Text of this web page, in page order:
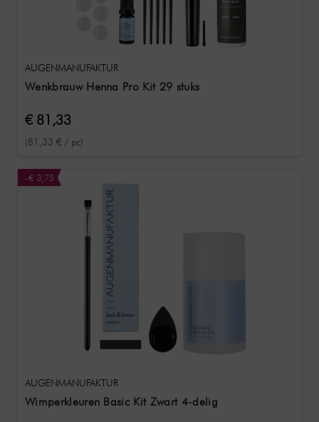
AUGENMANUFAKTUR
Wenkbrauw Henna Pro Kit 29 stuks
€ 81,33
(81,33 € / pc)
-€ 3,75
AUGENMANUFAKTUR
Wimperkleuren Basic Kit Zwart 4-delig